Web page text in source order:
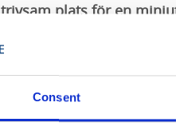
Consent
trivsam plats för en
Lekplatsen Kvigärde
Denna lekplats är utrustad